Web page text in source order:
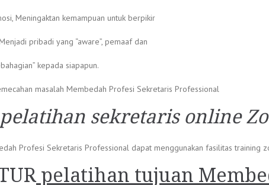
Meningaktan kemampuan untuk berpikir
pribadi yang “aware”, pemaaf dan
kepada siapapun.
masalah Membedah Profesi Sekretaris Professional
pelatihan sekretaris online
Profesi Sekretaris Professional dapat menggunakan fasilitas training
pelatihan tujuan